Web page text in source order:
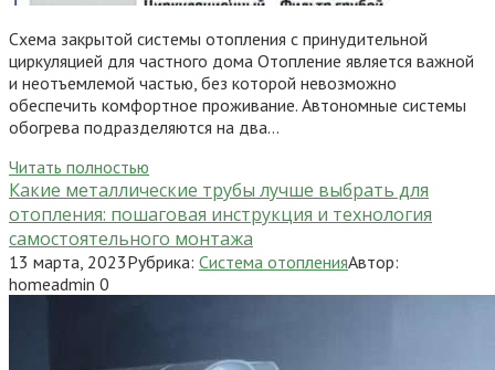
Схема закрытой системы отопления с принудительной
циркуляцией для частного дома Отопление является важной
и неотъемлемой частью, без которой невозможно
обеспечить комфортное проживание. Автономные системы
обогрева подразделяются на два…
Читать полностью
Какие металлические трубы лучше выбрать для
отопления: пошаговая инструкция и технология
самостоятельного монтажа
13 марта, 2023Рубрика: Система отопленияАвтор:
homeadmin 0